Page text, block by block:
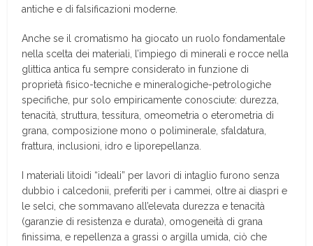
antiche e di falsificazioni moderne.
Anche se il cromatismo ha giocato un ruolo fondamentale
nella scelta dei materiali, l’impiego di minerali e rocce nella
glittica antica fu sempre considerato in funzione di
proprietà fisico-tecniche e mineralogiche-petrologiche
specifiche, pur solo empiricamente conosciute: durezza,
tenacità, struttura, tessitura, omeometria o eterometria di
grana, composizione mono o poliminerale, sfaldatura,
frattura, inclusioni, idro e liporepellanza.
I materiali litoidi “ideali” per lavori di intaglio furono senza
dubbio i calcedonii, preferiti per i cammei, oltre ai diaspri e
le selci, che sommavano all’elevata durezza e tenacità
(garanzie di resistenza e durata), omogeneità di grana
finissima, e repellenza a grassi o argilla umida, ciò che